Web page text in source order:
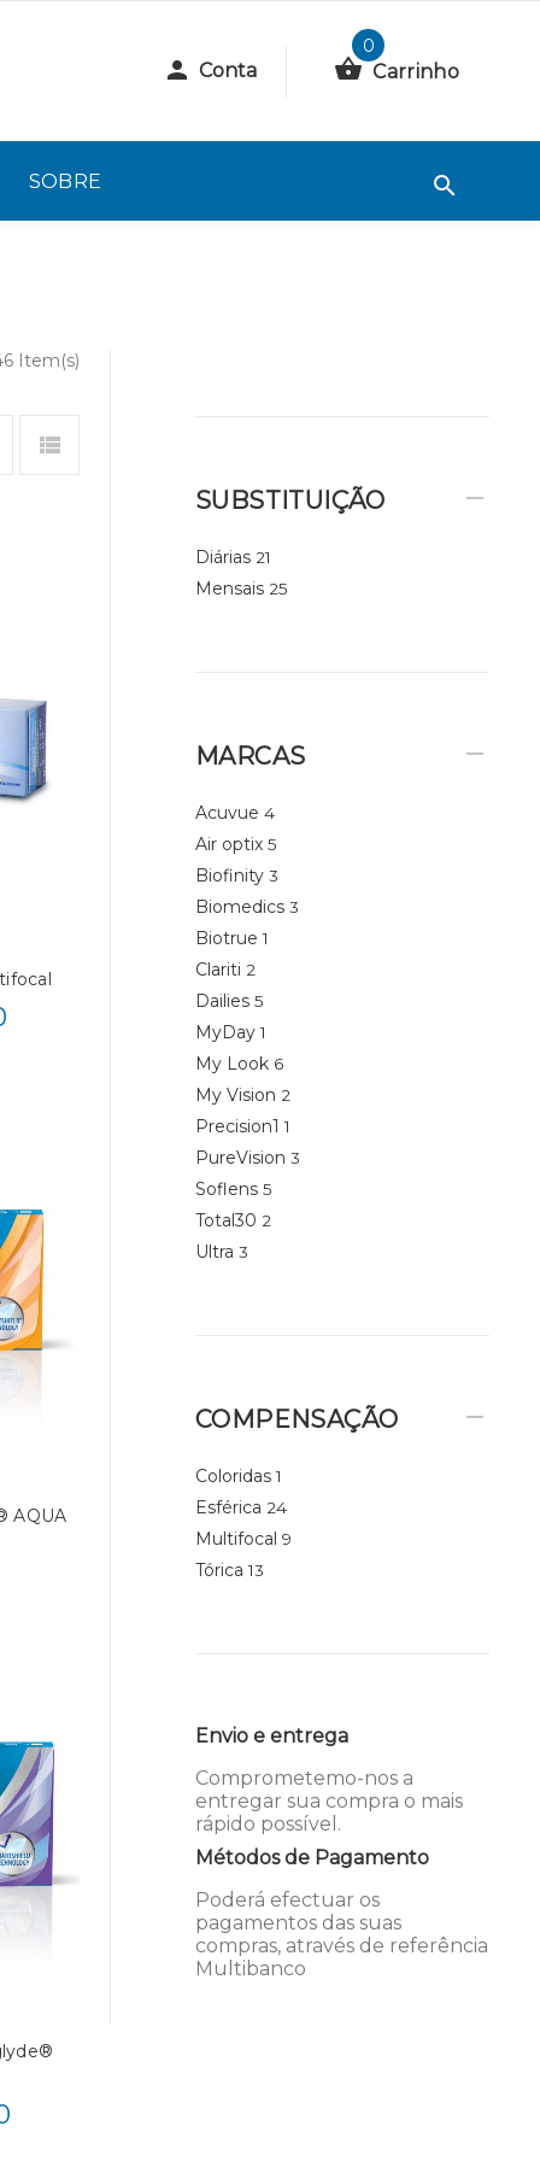
Conta
0
Carrinho
SOBRE
Item(s)
AQUA
SUBSTITUIÇÃO
Diárias 21
Mensais 25
MARCAS
Acuvue 4
Air optix 5
Biofinity 3
Biomedics 3
Biotrue 1
Clariti 2
Dailies 5
MyDay 1
My Look 6
My Vision 2
Precision1 1
PureVision 3
Soflens 5
Total30 2
Ultra 3
COMPENSAÇÃO
Coloridas 1
Esférica 24
Multifocal 9
Tórica 13
Envio e entrega
Comprometemo-nos a
entregar sua compra o mais
rápido possível.
Métodos de Pagamento
Poderá efectuar os
pagamentos das suas
compras, através de referência
Multibanco